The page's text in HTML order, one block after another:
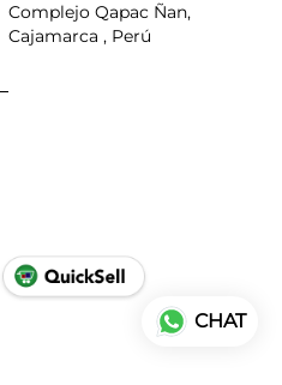
Complejo Qapac Ñan,
Cajamarca , Perú
CHAT